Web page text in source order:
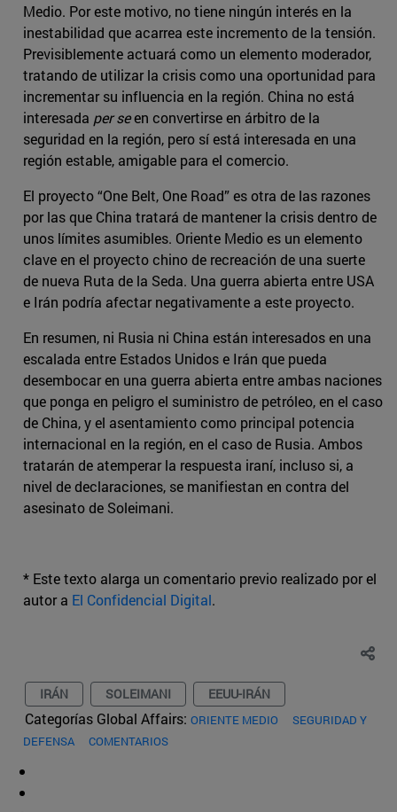
Medio. Por este motivo, no tiene ningún interés en la
inestabilidad que acarrea este incremento de la tensión.
Previsiblemente actuará como un elemento moderador,
tratando de utilizar la crisis como una oportunidad para
incrementar su influencia en la región. China no está
interesada per seen convertirse en árbitro de la
seguridad en la región, pero sí está interesada en una
región estable, amigable para el comercio.
El proyecto “One Belt, One Road” es otra de las razones
por las que China tratará de mantener la crisis dentro de
unos límites asumibles. Oriente Medio es un elemento
clave en el proyecto chino de recreación de una suerte
de nueva Ruta de la Seda. Una guerra abierta entre USA
e Irán podría afectar negativamente a este proyecto.
En resumen, ni Rusia ni China están interesados en una
escalada entre Estados Unidos e Irán que pueda
desembocar en una guerra abierta entre ambas naciones
que ponga en peligro el suministro de petróleo, en el caso
de China, y el asentamiento como principal potencia
internacional en la región, en el caso de Rusia. Ambos
tratarán de atemperar la respuesta iraní, incluso si, a
nivel de declaraciones, se manifiestan en contra del
asesinato de Soleimani.
* Este texto alarga un comentario previo realizado por el
autor a El Confidencial Digital.
IRÁN SOLEIMANI EEUU-IRÁN
Categorías Global Affairs: ORIENTE MEDIO
SEGURIDAD Y
DEFENSA
COMENTARIOS